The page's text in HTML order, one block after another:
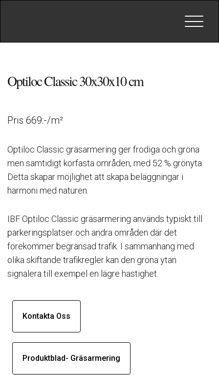
Toggle
Optiloc Classic 30x30x10 cm
Pris 669:-/m²
Optiloc Classic gräsarmering ger frodiga och gröna
men samtidigt körfasta områden, med 52 % grönyta.
Detta skapar möjlighet att skapa beläggningar i
harmoni med naturen.
IBF Optiloc Classic gräsarmering används typiskt till
parkeringsplatser och andra områden där det
förekommer begränsad trafik. I sammanhang med
olika skiftande trafikregler kan den gröna ytan
signalera till exempel en lägre hastighet.
Kontakta Oss
Produktblad- Gräsarmering